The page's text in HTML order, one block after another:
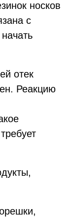
носков
с
отек
Реакцию